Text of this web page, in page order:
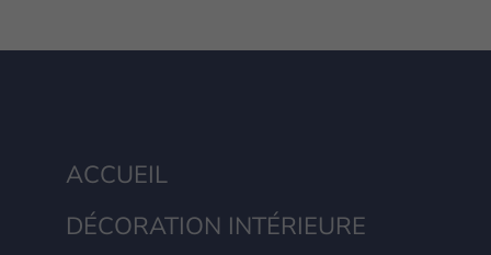
ACCUEIL
DÉCORATION INTÉRIEURE